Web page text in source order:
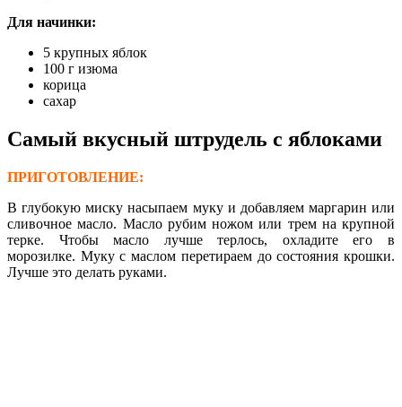
Для начинки:
5 крупных яблок
100 г изюма
корица
сахар
Самый вкусный штрудель с яблоками
ПРИГОТОВЛЕНИЕ:
В глубокую миску насыпаем муку и добавляем маргарин или
сливочное масло. Масло рубим ножом или трем на крупной
терке. Чтобы масло лучше терлось, охладите его в
морозилке. Муку с маслом перетираем до состояния крошки.
Лучше это делать руками.